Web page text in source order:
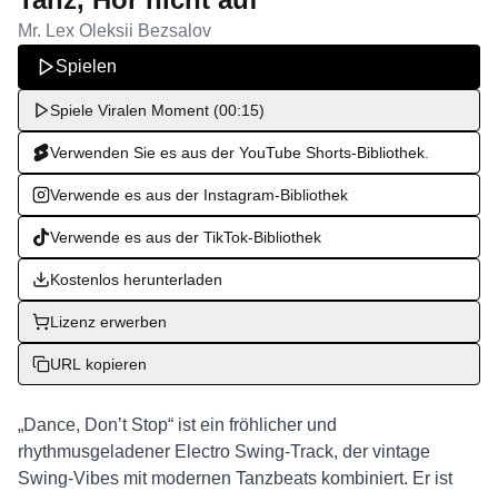
Mr. Lex Oleksii Bezsalov
Spielen
Spiele Viralen Moment (00:15)
Verwenden Sie es aus der YouTube Shorts-Bibliothek.
Verwende es aus der Instagram-Bibliothek
Verwende es aus der TikTok-Bibliothek
Kostenlos herunterladen
Lizenz erwerben
URL kopieren
„Dance, Don’t Stop“ ist ein fröhlicher und
rhythmusgeladener Electro Swing-Track, der vintage
Swing-Vibes mit modernen Tanzbeats kombiniert. Er ist